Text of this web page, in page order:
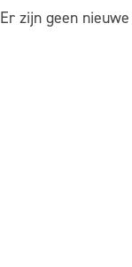
Er zijn geen